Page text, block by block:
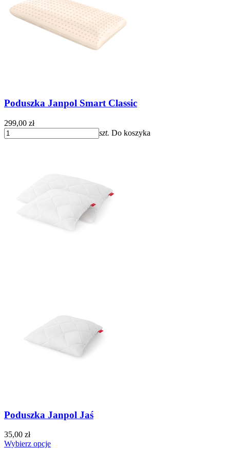
Poduszka Janpol Smart Classic
299,00 zł
szt. Do koszyka
Poduszka Janpol Jaś
35,00 zł
Wybierz opcje